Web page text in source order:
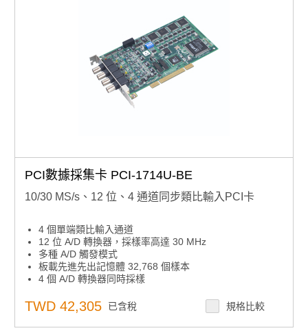
PCI數據採集卡 PCI-1714U-BE
10/30 MS/s、12 位、4 通道同步類比輸入PCI卡
4 個單端類比輸入通道
12 位 A/D 轉換器，採樣率高達 30 MHz
多種 A/D 觸發模式
板載先進先出記憶體 32,768 個樣本
4 個 A/D 轉換器同時採樣
可程式設計起搏器/計數器
主機板ID™開關
通用 PCI 總線（支援 3.3 V 或 5 V PCI 總線信號）
TWD 42,305 已含稅 規格比較